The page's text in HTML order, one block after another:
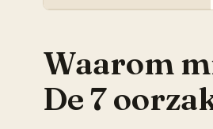
Waarom
De 7